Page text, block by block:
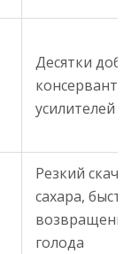
Десятки
усилителей
Резкий
сахара,
голода